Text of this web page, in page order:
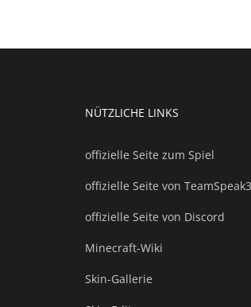
NÜTZLICHE LINKS
offizielle Seite zum Spiel
offizielle Seite von TeamSpeak3
offizielle Seite von Discord
Minecraft-Wiki
Skin-Gallerie